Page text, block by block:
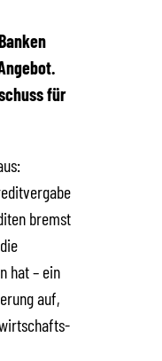
für
bremst
hat – ein
auf,